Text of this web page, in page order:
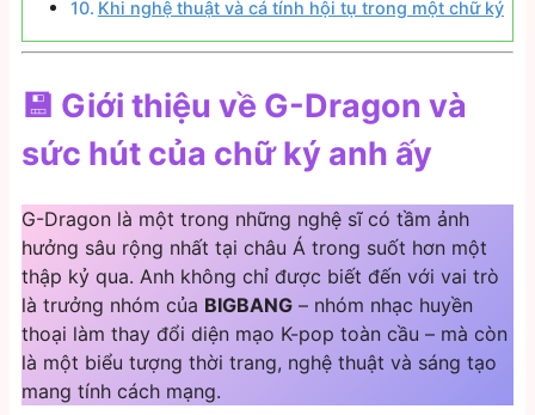
Khi nghệ thuật và cá tính hội tụ trong một chữ ký
💾 Giới thiệu về G-Dragon và
sức hút của chữ ký anh ấy
G-Dragon là một trong những nghệ sĩ có tầm ảnh
hưởng sâu rộng nhất tại châu Á trong suốt hơn một
thập kỷ qua. Anh không chỉ được biết đến với vai trò
là trưởng nhóm của BIGBANG – nhóm nhạc huyền
thoại làm thay đổi diện mạo K-pop toàn cầu – mà còn
là một biểu tượng thời trang, nghệ thuật và sáng tạo
mang tính cách mạng.